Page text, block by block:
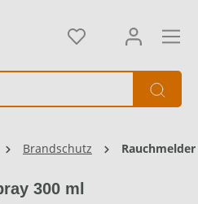
Brandschutz Rauchmelder
300 ml